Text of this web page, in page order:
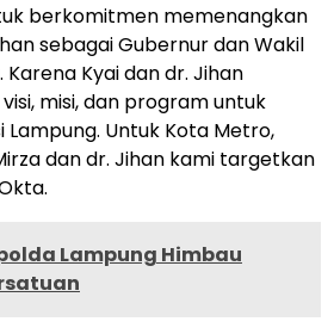
berkomitmen memenangkan
sebagai Gubernur dan Wakil
Kyai dan dr. Jihan
misi, dan program untuk
Lampung. Untuk Kota Metro,
dan dr. Jihan kami targetkan
Lampung Himbau